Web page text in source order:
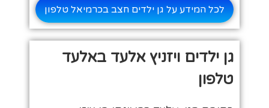
לכל המידע על גן ילדים חצב בכרמיאל טלפון
גן ילדים ויזניץ אלעד באלעד
טלפון